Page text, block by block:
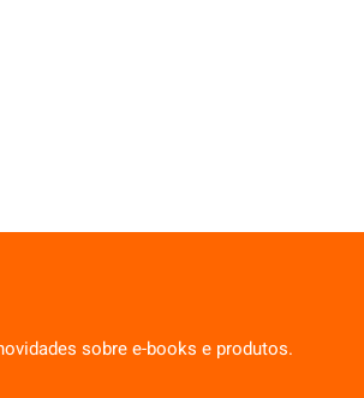
sobre e-books e produtos.